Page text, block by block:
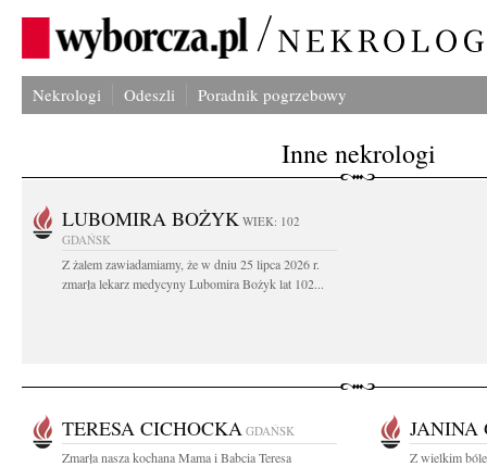
Nekrologi Odeszli Poradnik pogrzebowy
Inne nekrologi
LUBOMIRA BOŻYK WIEK: 102
GDAŃSK
Z żalem zawiadamiamy, że w dniu 25 lipca 2026 r.
zmarła lekarz medycyny Lubomira Bożyk lat 102...
TERESA CICHOCKA GDAŃSK
Zmarła nasza kochana Mama i Babcia Teresa
JANINA
Z wielkim